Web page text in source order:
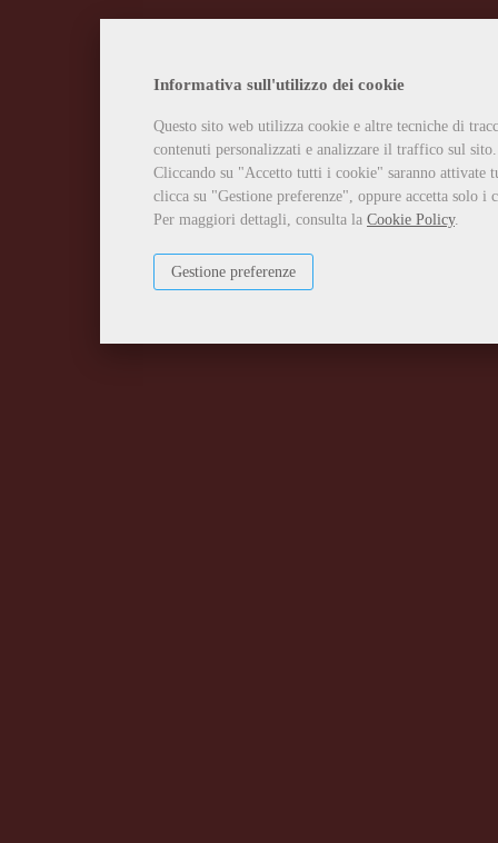
Informativa sull'utilizzo dei cookie
Questo sito web utilizza cookie e altre tecniche di
contenuti personalizzati e analizzare il traffico sul sito.
Cliccando su "Accetto tutti i cookie" saranno attivate
clicca su "Gestione preferenze", oppure accetta solo
Per maggiori dettagli, consulta la Cookie Policy.
Gestione preferenze